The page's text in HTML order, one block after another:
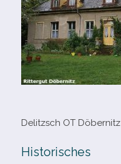
Delitzsch OT Döbernitz
Historisches